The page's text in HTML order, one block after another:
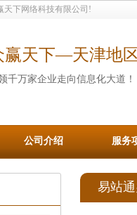
天下网络科技有限公司!
赢天下—天津地
千万家企业走向信息化大道！
公司介绍 服务
易站